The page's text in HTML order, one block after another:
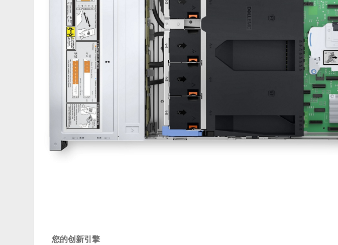
您的创新引擎